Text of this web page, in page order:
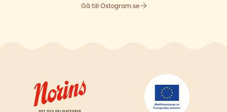
Gå till Ostogram.se